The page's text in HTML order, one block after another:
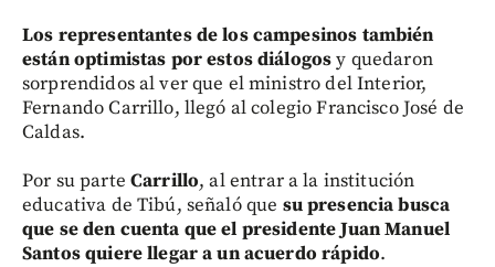
Los representantes de los campesinos también
están optimistas por estos diálogosy quedaron
sorprendidos al ver que el ministro del Interior,
Fernando Carrillo, llegó al colegio Francisco José de
Caldas.
Por su parte Carrillo, al entrar a la institución
educativa de Tibú, señaló que su presencia busca
que se den cuenta que el presidente Juan Manuel
Santos quiere llegar a un acuerdo rápido.